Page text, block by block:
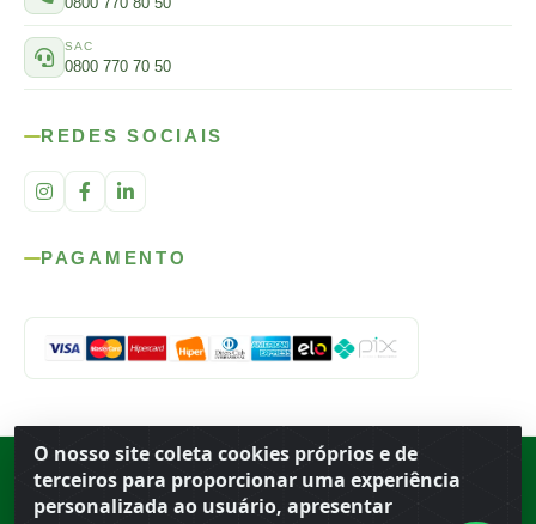
O nosso site coleta cookies próprios e de
terceiros para proporcionar uma experiência
personalizada ao usuário, apresentar
SAC
0800 770 70 50
REDES SOCIAIS
PAGAMENTO
Rod. SP-215, s/n, km 98 — Área Rural Porto Ferreira ·BR
· CEP
· CNPJ 56.679.863/0001-91
© 2026 Atacado Ideal